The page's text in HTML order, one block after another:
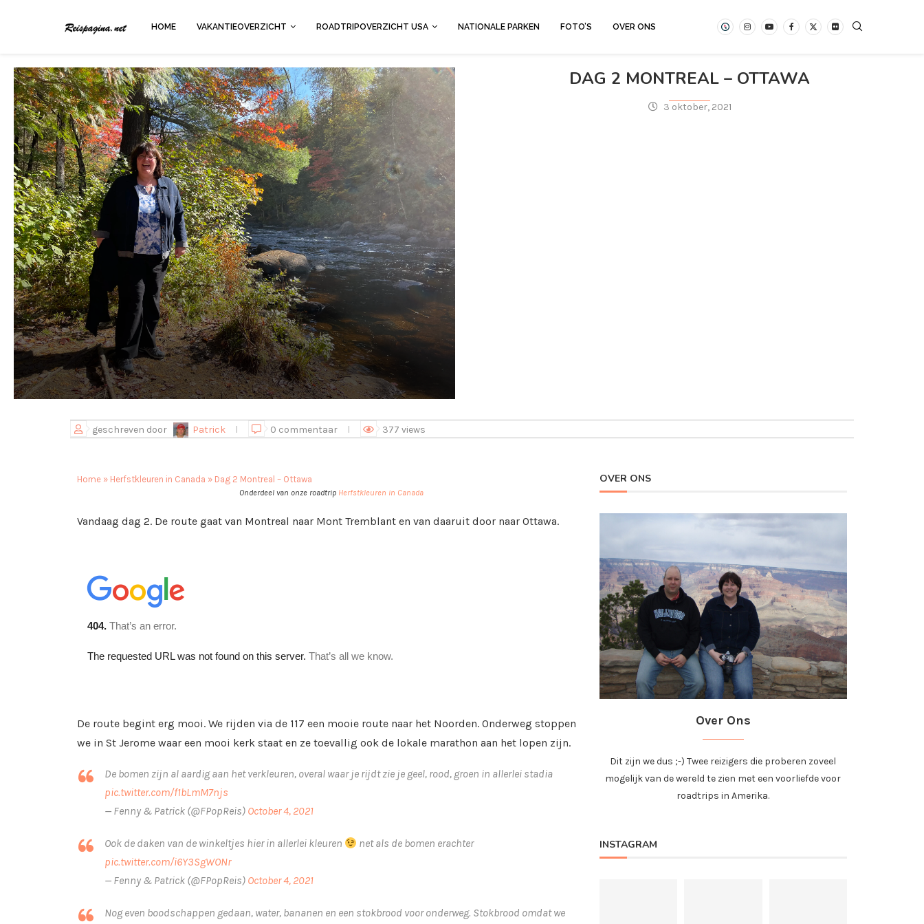
HOME VAKANTIEOVERZICHT ROADTRIPOVERZICHT USA NATIONALE PARKEN FOTO’S OVER ONS
DAG 2 MONTREAL – OTTAWA
3 oktober, 2021
geschreven door Patrick 0 commentaar 377 views
Home » Herfstkleuren in Canada » Dag 2 Montreal – Ottawa
Onderdeel van onze roadtripHerfstkleuren in Canada
Vandaag dag 2. De route gaat van Montreal naar Mont Tremblant en van daaruit door naar Ottawa.
De route begint erg mooi. We rijden via de 117 een mooie route naar het Noorden. Onderweg stoppen
we in St Jerome waar een mooi kerk staat en ze toevallig ook de lokale marathon aan het lopen zijn.
De bomen zijn al aardig aan het verkleuren, overal waar je rijdt zie je geel, rood, groen in allerlei stadia
pic.twitter.com/f1bLmM7njs
— Fenny & Patrick (@FPopReis) October 4, 2021
Ook de daken van de winkeltjes hier in allerlei kleuren
net als de bomen erachter
pic.twitter.com/i6Y3SgWONr
— Fenny & Patrick (@FPopReis) October 4, 2021
Nog even boodschappen gedaan, water, bananen en een stokbrood voor onderweg. Stokbrood omdat we
OVER ONS
Over Ons
Dit zijn we dus ;-) Twee reizigers die proberen zoveel
mogelijk van de wereld te zien met een voorliefde voor
roadtrips in Amerika.
INSTAGRAM